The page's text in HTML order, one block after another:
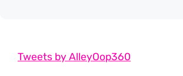
Tweets by AlleyOop360